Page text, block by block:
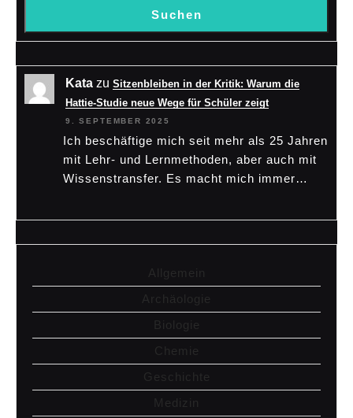
Suchen
Kata zu Sitzenbleiben in der Kritik: Warum die
Hattie-Studie neue Wege für Schüler zeigt
9. SEPTEMBER 2025
Ich beschäftige mich seit mehr als 25 Jahren
mit Lehr- und Lernmethoden, aber auch mit
Wissenstransfer. Es macht mich immer…
Allgemein
Archäologie
Biologie
Chemie
Geschichte
Medizin